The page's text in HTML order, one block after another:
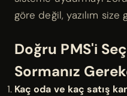
göre değil, yazılım
Doğru PMS'i
Sormanız
Kaç oda ve kaç satış